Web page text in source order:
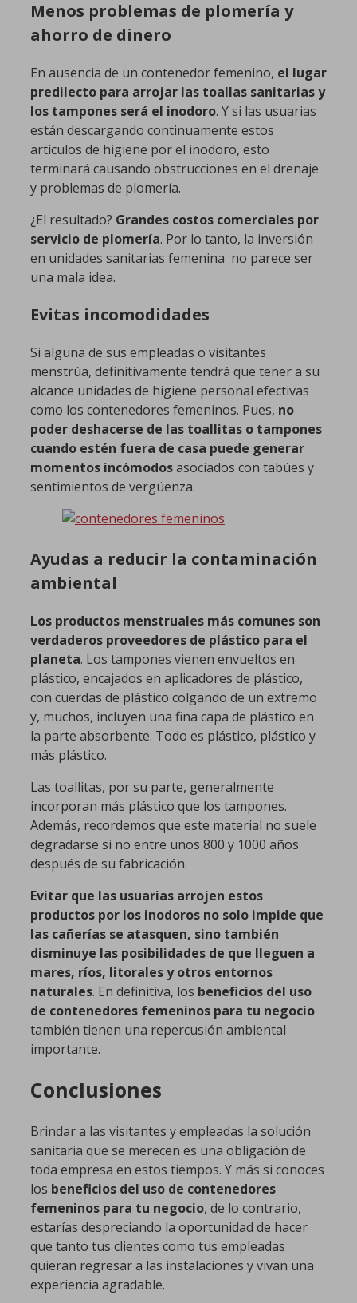
Menos problemas de plomería y
ahorro de dinero
En ausencia de un contenedor femenino, el lugar
predilecto para arrojar las toallas sanitarias y
los tampones será el inodoro. Y si las usuarias
están descargando continuamente estos
artículos de higiene por el inodoro, esto
terminará causando obstrucciones en el drenaje
y problemas de plomería.
¿El resultado? Grandes costos comerciales por
servicio de plomería. Por lo tanto, la inversión
en unidades sanitarias femenina no parece ser
una mala idea.
Evitas incomodidades
Si alguna de sus empleadas o visitantes
menstrúa, definitivamente tendrá que tener a su
alcance unidades de higiene personal efectivas
como los contenedores femeninos. Pues, no
poder deshacerse de las toallitas o tampones
cuando estén fuera de casa puede generar
momentos incómodosasociados con tabúes y
sentimientos de vergüenza.
Ayudas a reducir la contaminación
ambiental
Los productos menstruales más comunes son
verdaderos proveedores de plástico para el
planeta. Los tampones vienen envueltos en
plástico, encajados en aplicadores de plástico,
con cuerdas de plástico colgando de un extremo
y, muchos, incluyen una fina capa de plástico en
la parte absorbente. Todo es plástico, plástico y
más plástico.
Las toallitas, por su parte, generalmente
incorporan más plástico que los tampones.
Además, recordemos que este material no suele
degradarse si no entre unos 800 y 1000 años
después de su fabricación.
Evitar que las usuarias arrojen estos
productos por los inodoros no solo impide que
las cañerías se atasquen, sino también
disminuye las posibilidades de que lleguen a
mares, ríos, litorales y otros entornos
naturales. En definitiva, los beneficios del uso
de contenedores femeninos para tu negocio
también tienen una repercusión ambiental
importante.
Conclusiones
Brindar a las visitantes y empleadas la solución
sanitaria que se merecen es una obligación de
toda empresa en estos tiempos. Y más si conoces
los beneficios del uso de contenedores
femeninos para tu negocio, de lo contrario,
estarías despreciando la oportunidad de hacer
que tanto tus clientes como tus empleadas
quieran regresar a las instalaciones y vivan una
experiencia agradable.